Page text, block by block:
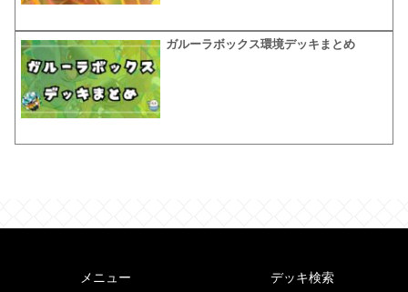
ガルーラボックス環境デッキまとめ
メニュー デッキ検索